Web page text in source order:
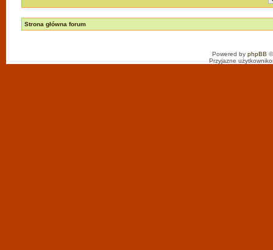
Strona główna forum
Powered by phpBB
Przyjazne